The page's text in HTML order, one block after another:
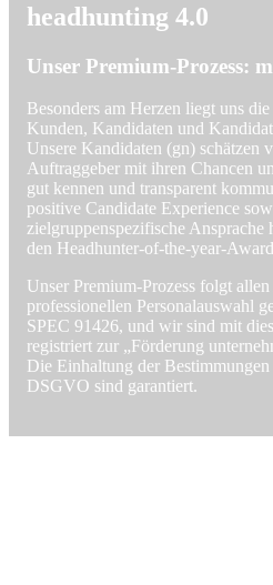
headhunting 4.0
Unser Premium-Prozess:
Besonders am Herzen liegt uns
Kunden, Kandidaten und
Unsere Kandidaten (gn) schätzen
Auftraggeber mit ihren Chancen
gut kennen und transparent
positive Candidate Experience
zielgruppenspezifische
den Headhunter-of-the-year-
Unser Premium-Prozess folgt
professionellen Personalauswahl
SPEC 91426, und wir ­sind mit
registriert zur „Förderung
Die Einhaltung der
DSGVO sind garantiert.